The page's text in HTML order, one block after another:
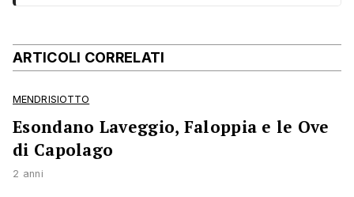
ARTICOLI CORRELATI
MENDRISIOTTO
Esondano Laveggio, Faloppia e le Ove
di Capolago
2 anni